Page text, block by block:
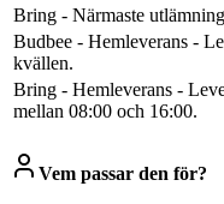
Bring - Närmaste
Budbee - Hemleverans -
kvällen.
Bring - Hemleverans -
mellan 08:00 och 16:00.
Vem passar den för?